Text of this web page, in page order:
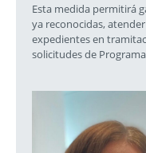
Esta medida permitirá
ya reconocidas,
expedientes en
solicitudes de